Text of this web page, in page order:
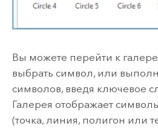
Вы можете перейти к
выбрать символ, или
символов, введя ключевое
Галерея отображает
(точка, линия, полигон или